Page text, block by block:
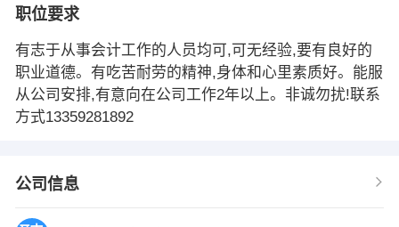
职位要求
有志于从事会计工作的人员均可,可无经验,要有良好的
职业道德。有吃苦耐劳的精神,身体和心里素质好。能服
从公司安排,有意向在公司工作2年以上。非诚勿扰!联系
方式13359281892
公司信息